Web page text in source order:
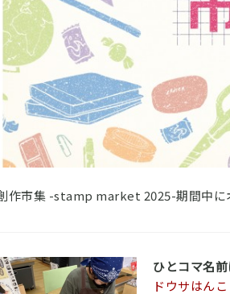
作市集 -stamp market 2025-期間中に
ひとコマ名
ドウサはんこ